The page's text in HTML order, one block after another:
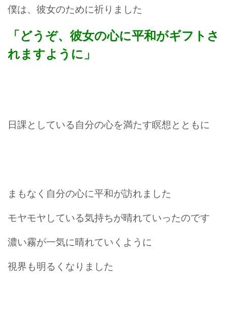
僕は、彼女のために祈りました
「どうぞ、彼女の心に平和がギフトさ
れますように」
日課としている自分の心を満たす瞑想とともに
まもなく自分の心に平和が訪れました
モヤモヤしている気持ちが晴れていったのです
濃い霧が一気に晴れていくように
視界も明るくなりました